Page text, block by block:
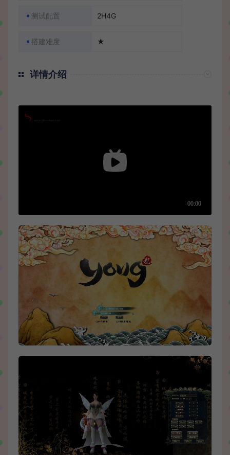
测试配置 2H4G
搭建难度 ★
详情介绍